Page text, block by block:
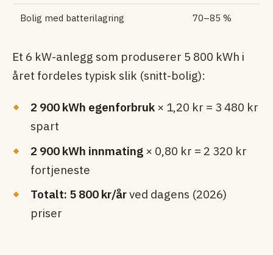
Bolig med batterilagring 70–85 %
Et 6 kW-anlegg som produserer 5 800 kWh i
året fordeles typisk slik (snitt-bolig):
2 900 kWh egenforbruk × 1,20 kr = 3 480 kr
spart
2 900 kWh innmating × 0,80 kr = 2 320 kr
fortjeneste
Totalt: 5 800 kr/årved dagens (2026)
priser